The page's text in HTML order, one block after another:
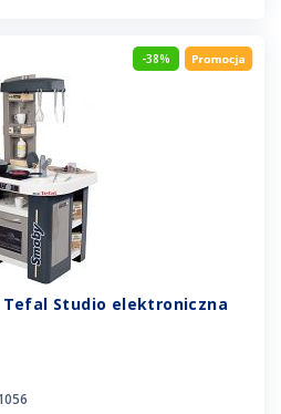
-38%
Tefal Studio elektroniczna